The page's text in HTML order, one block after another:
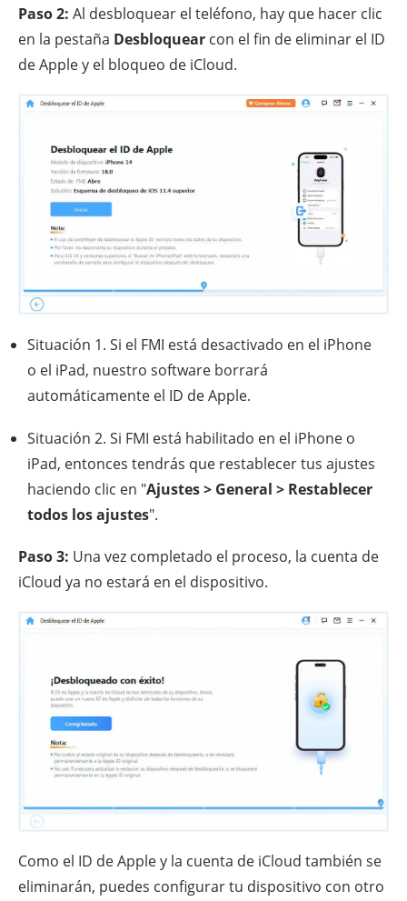
Paso 2: Al desbloquear el teléfono, hay que hacer clic
en la pestaña Desbloquear con el fin de eliminar el ID
de Apple y el bloqueo de iCloud.
Situación 1. Si el FMI está desactivado en el iPhone
o el iPad, nuestro software borrará
automáticamente el ID de Apple.
Situación 2. Si FMI está habilitado en el iPhone o
iPad, entonces tendrás que restablecer tus ajustes
haciendo clic en "Ajustes > General > Restablecer
todos los ajustes".
Paso 3: Una vez completado el proceso, la cuenta de
iCloud ya no estará en el dispositivo.
Como el ID de Apple y la cuenta de iCloud también se
eliminarán, puedes configurar tu dispositivo con otro